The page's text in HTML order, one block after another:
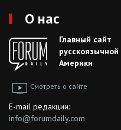
О нас
Главный сайт
русскоязычной
Америки
Смотреть о сайте
E-mail редакции:
info@forumdaily.com